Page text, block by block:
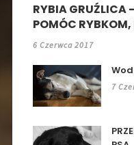
RYBIA GRUŹLICA
POMÓC RYBKOM,
6 Czerwca 2017
7